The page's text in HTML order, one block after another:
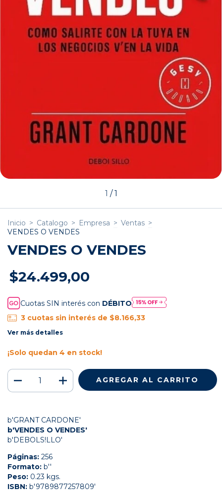
1 /1
Inicio > Catalogo > Empresa > Ventas >
VENDES O VENDES
VENDES O VENDES
$24.499,00
Cuotas SIN interés con DÉBITO
3 cuotas sin interés de $8.166,33
Ver más detalles
¡Solo quedan 4 en stock!
b'GRANT CARDONE'
b'VENDES O VENDES'
b'DEBOLS!LLO'
Páginas: 256
Formato: b''
Peso: 0.23 kgs.
ISBN: b'9789877257809'